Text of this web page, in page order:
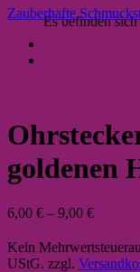
Es befinden
Zauberhafte
goldenen
6,00 € – 9,00 €
Kein
UStG. zzgl.